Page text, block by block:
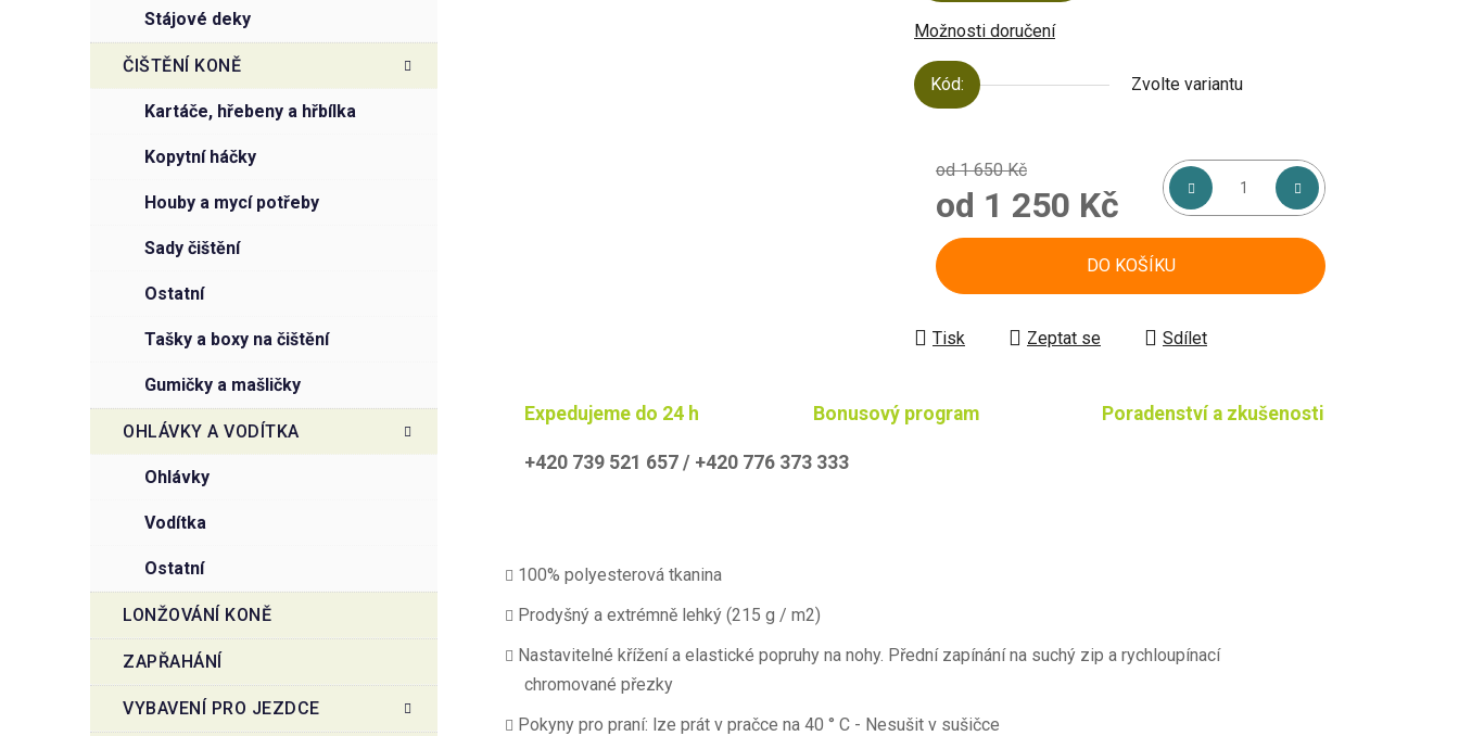
stájové deky
ČIŠTĚNÍ KONĚ
kartáče, hřebeny a hřbílka
kopytní háčky
houby a mycí potřeby
sady čištění
ostatní
tašky a boxy na čištění
gumičky a mašličky
OHLÁVKY A VODÍTKA
ohlávky
vodítka
ostatní
LONŽOVÁNÍ KONĚ
ZAPŘAHÁNÍ
VYBAVENÍ PRO JEZDCE
Možnosti doručení
Kód: Zvolte variantu
od 1 650 Kč
od 1 250 Kč
Měrná cena:
DO KOŠÍKU
Tisk Zeptat se Sdílet
Expedujeme do 24 h Bonusový program Poradenství a zkušenosti
+420 739 521 657 / +420 776 373 333
100% polyesterová tkanina
Prodyšný a extrémně lehký (215 g / m2)
Nastavitelné křížení a elastické popruhy na nohy. Přední zapínání na suchý zip a rychloupínací
chromované přezky
Pokyny pro praní: lze prát v pračce na 40 ° C - Nesušit v sušičce